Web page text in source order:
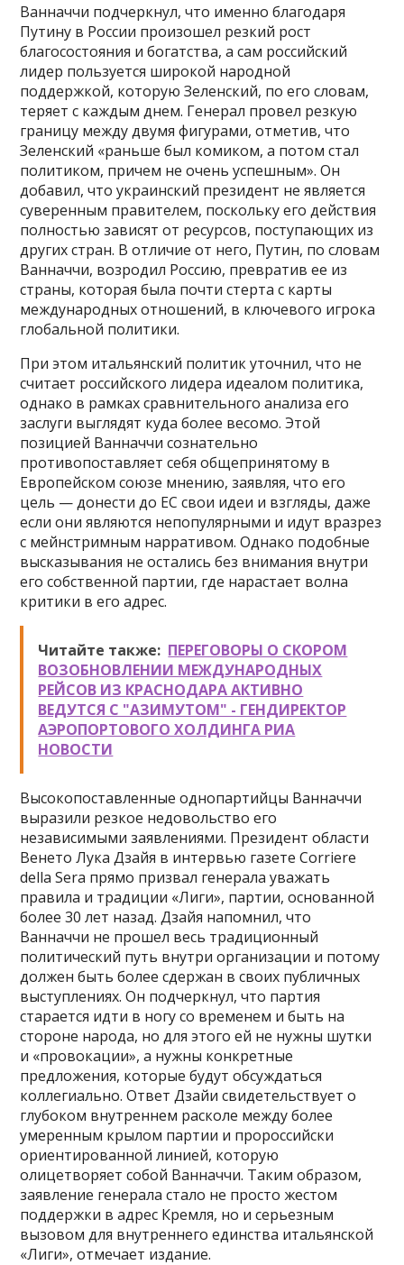
Ванначчи подчеркнул, что именно благодаря
Путину в России произошел резкий рост
благосостояния и богатства, а сам российский
лидер пользуется широкой народной
поддержкой, которую Зеленский, по его словам,
теряет с каждым днем. Генерал провел резкую
границу между двумя фигурами, отметив, что
Зеленский «раньше был комиком, а потом стал
политиком, причем не очень успешным». Он
добавил, что украинский президент не является
суверенным правителем, поскольку его действия
полностью зависят от ресурсов, поступающих из
других стран. В отличие от него, Путин, по словам
Ванначчи, возродил Россию, превратив ее из
страны, которая была почти стерта с карты
международных отношений, в ключевого игрока
глобальной политики.
При этом итальянский политик уточнил, что не
считает российского лидера идеалом политика,
однако в рамках сравнительного анализа его
заслуги выглядят куда более весомо. Этой
позицией Ванначчи сознательно
противопоставляет себя общепринятому в
Европейском союзе мнению, заявляя, что его
цель — донести до ЕС свои идеи и взгляды, даже
если они являются непопулярными и идут вразрез
с мейнстримным нарративом. Однако подобные
высказывания не остались без внимания внутри
его собственной партии, где нарастает волна
критики в его адрес.
Читайте также: ПЕРЕГОВОРЫ О СКОРОМ
ВОЗОБНОВЛЕНИИ МЕЖДУНАРОДНЫХ
РЕЙСОВ ИЗ КРАСНОДАРА АКТИВНО
ВЕДУТСЯ С "АЗИМУТОМ" - ГЕНДИРЕКТОР
АЭРОПОРТОВОГО ХОЛДИНГА РИА
НОВОСТИ
Высокопоставленные однопартийцы Ванначчи
выразили резкое недовольство его
независимыми заявлениями. Президент области
Венето Лука Дзайя в интервью газете Corriere
della Sera прямо призвал генерала уважать
правила и традиции «Лиги», партии, основанной
более 30 лет назад. Дзайя напомнил, что
Ванначчи не прошел весь традиционный
политический путь внутри организации и потому
должен быть более сдержан в своих публичных
выступлениях. Он подчеркнул, что партия
старается идти в ногу со временем и быть на
стороне народа, но для этого ей не нужны шутки
и «провокации», а нужны конкретные
предложения, которые будут обсуждаться
коллегиально. Ответ Дзайи свидетельствует о
глубоком внутреннем расколе между более
умеренным крылом партии и пророссийски
ориентированной линией, которую
олицетворяет собой Ванначчи. Таким образом,
заявление генерала стало не просто жестом
поддержки в адрес Кремля, но и серьезным
вызовом для внутреннего единства итальянской
«Лиги», отмечает издание.